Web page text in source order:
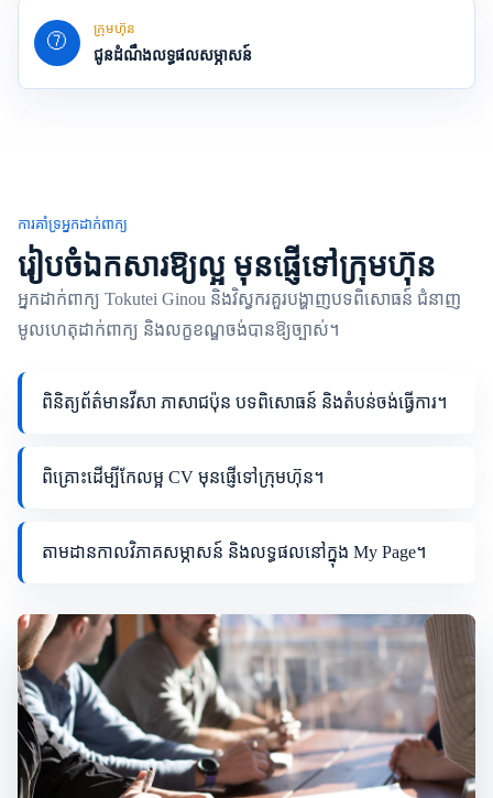
⑦
ក្រុមហ៊ុន
ជូនដំណឹងលទ្ធផលសម្ភាសន៍
ការគាំទ្រអ្នកដាក់ពាក្យ
រៀបចំឯកសារឱ្យល្អ មុនផ្ញើទៅក្រុមហ៊ុន
អ្នកដាក់ពាក្យ Tokutei Ginou និងវិស្វករគួរបង្ហាញបទពិសោធន៍ ជំនាញ
មូលហេតុដាក់ពាក្យ និងលក្ខខណ្ឌចង់បានឱ្យច្បាស់។
ពិនិត្យព័ត៌មានវីសា ភាសាជប៉ុន បទពិសោធន៍ និងតំបន់ចង់ធ្វើការ។
ពិគ្រោះដើម្បីកែលម្អ CV មុនផ្ញើទៅក្រុមហ៊ុន។
តាមដានកាលវិភាគសម្ភាសន៍ និងលទ្ធផលនៅក្នុង My Page។